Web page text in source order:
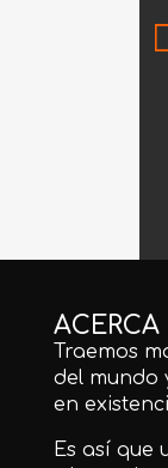
Traemos
del mundo
en
Es así que